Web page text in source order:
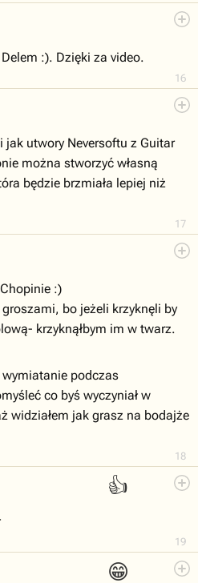
16
:). Dzięki za video.
17
jak utwory Neversoftu z Guitar
można stworzyć własną
będzie brzmiała lepiej niż
18
:)
bo jeżeli krzyknęli by
krzyknąłbym im w twarz.
wymiatanie podczas
co byś wyczyniał w
widziałem jak grasz na bodajże
👍
19
😁